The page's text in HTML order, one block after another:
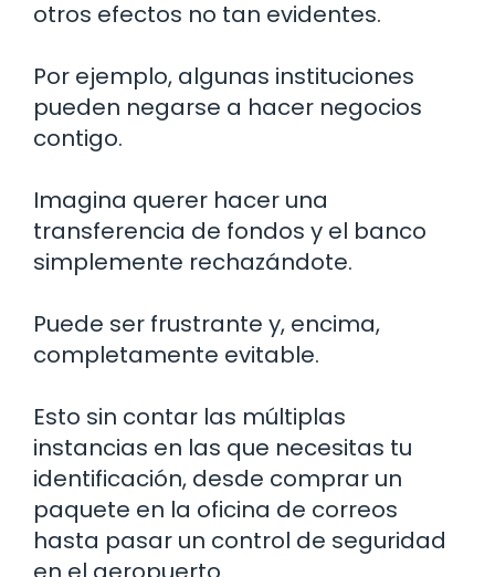
otros efectos no tan evidentes.
Por ejemplo, algunas instituciones
pueden negarse a hacer negocios
contigo.
Imagina querer hacer una
transferencia de fondos y el banco
simplemente rechazándote.
Puede ser frustrante y, encima,
completamente evitable.
Esto sin contar las múltiplas
instancias en las que necesitas tu
identificación, desde comprar un
paquete en la oficina de correos
hasta pasar un control de seguridad